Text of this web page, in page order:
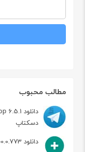
مطالب محبوب
دسکتاپ
دانلود messenger plus ! 6.00.0.773 مسنجر مایکروسافت